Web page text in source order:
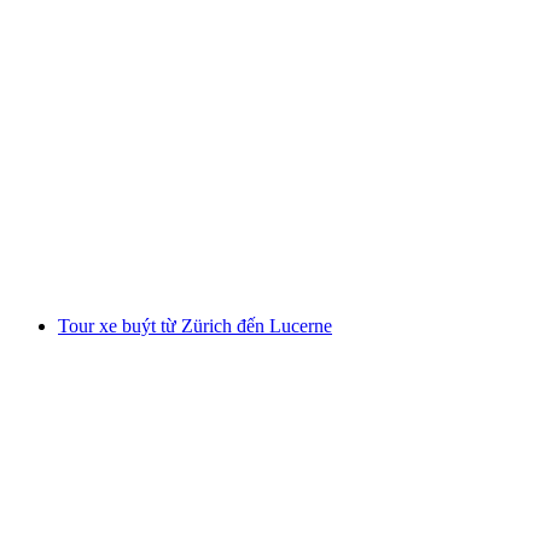
Tour xe buýt từ Zürich đến Lucerne